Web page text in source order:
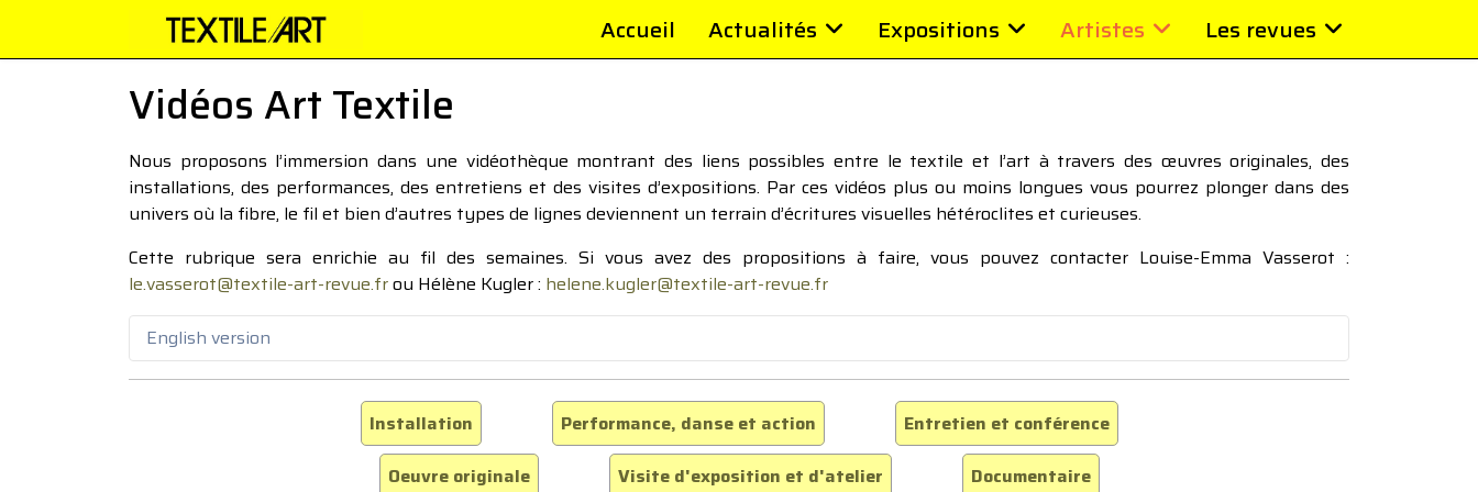
Accueil Actualités Expositions Artistes Les revues
Vidéos Art Textile
Nous proposons l’immersion dans une vidéothèque montrant des liens possibles entre le textile et l’art à travers des œuvres originales, des
installations, des performances, des entretiens et des visites d’expositions. Par ces vidéos plus ou moins longues vous pourrez plonger dans des
univers où la fibre, le fil et bien d’autres types de lignes deviennent un terrain d’écritures visuelles hétéroclites et curieuses.
Cette rubrique sera enrichie au fil des semaines. Si vous avez des propositions à faire, vous pouvez contacter Louise-Emma Vasserot :
le.vasserot@textile-art-revue.frou Hélène Kugler : helene.kugler@textile-art-revue.fr
English version
Installation Performance, danse et action
Entretien et conférence
Oeuvre originale
Visite d'exposition et d'atelier Documentaire